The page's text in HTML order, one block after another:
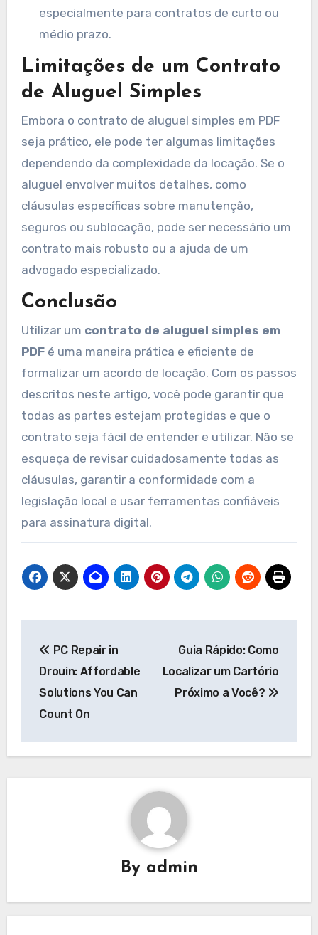
especialmente para contratos de curto ou
médio prazo.
Limitações de um Contrato
de Aluguel Simples
Embora o contrato de aluguel simples em PDF
seja prático, ele pode ter algumas limitações
dependendo da complexidade da locação. Se o
aluguel envolver muitos detalhes, como
cláusulas específicas sobre manutenção,
seguros ou sublocação, pode ser necessário um
contrato mais robusto ou a ajuda de um
advogado especializado.
Conclusão
Utilizar um contrato de aluguel simples em
PDFé uma maneira prática e eficiente de
formalizar um acordo de locação. Com os passos
descritos neste artigo, você pode garantir que
todas as partes estejam protegidas e que o
contrato seja fácil de entender e utilizar. Não se
esqueça de revisar cuidadosamente todas as
cláusulas, garantir a conformidade com a
legislação local e usar ferramentas confiáveis
para assinatura digital.
navigation
PC Repair in
Drouin: Affordable
Solutions You Can
Count On
Guia Rápido: Como
Localizar um Cartório
Próximo a Você?
By admin